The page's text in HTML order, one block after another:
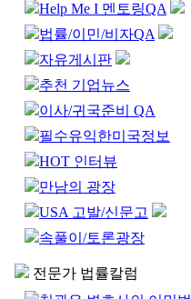
Help Me I 멘토링QA
법률/이민/비자QA
자유게시판
추천 기업뉴스
이사/귀국준비 QA
필수유익한미국정보
HOT 인터뷰
만남의 광장
USA 고발/신문고
속풀이/토론광장
전문가 법률칼럼